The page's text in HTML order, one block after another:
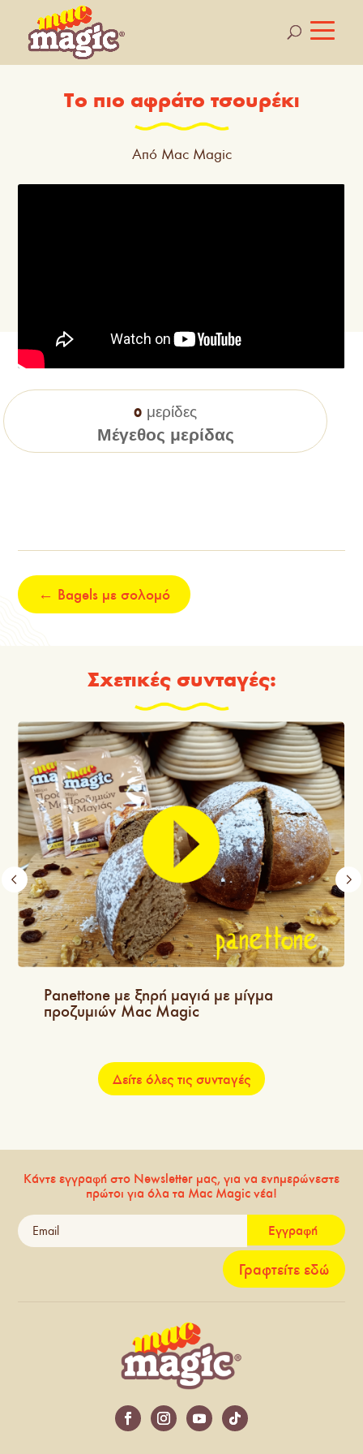
Το πιο αφράτο τσουρέκι
Από Mac Magic
ΕΠΙΠΕΔΟ ΔΥΣΚΟΛΙΑΣ
Μέσο
0 μερίδες
Μέγεθος μερίδας
← Bagels με σολομό
Σχετικές συνταγές:
Panettone με ξηρή μαγιά με μίγμα
προζυμιών Mac Magic
Δείτε όλες τις συνταγές
Κάντε εγγραφή στο Newsletter μας, για να ενημερώνεστε
πρώτοι για όλα τα Mac Magic νέα!
Εγγραφή
Γραφτείτε εδώ